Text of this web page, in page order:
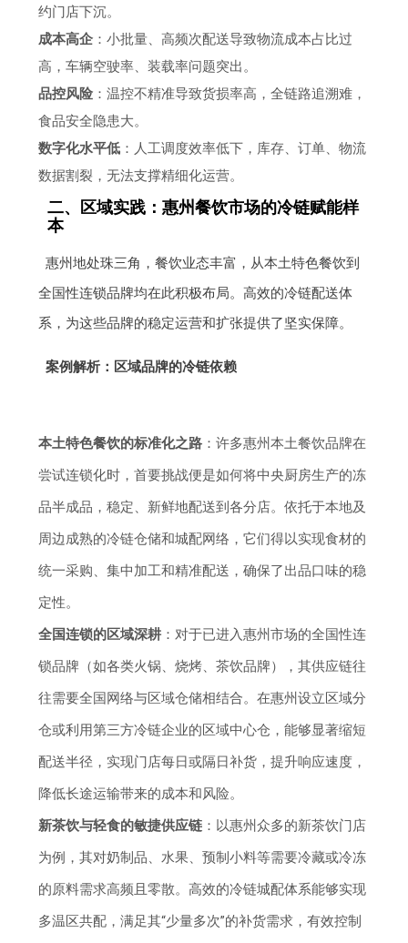
约门店下沉。
成本高企 ：小批量、高频次配送导致物流成本占比过
高，车辆空驶率、装载率问题突出。
品控风险 ：温控不精准导致货损率高，全链路追溯难，
食品安全隐患大。
数字化水平低 ：人工调度效率低下，库存、订单、物流
数据割裂，无法支撑精细化运营。
二、区域实践：惠州餐饮市场的冷链赋能样
本
惠州地处珠三角，餐饮业态丰富，从本土特色餐饮到
全国性连锁品牌均在此积极布局。高效的冷链配送体
系，为这些品牌的稳定运营和扩张提供了坚实保障。
案例解析：区域品牌的冷链依赖
本土特色餐饮的标准化之路 ：许多惠州本土餐饮品牌在
尝试连锁化时，首要挑战便是如何将中央厨房生产的冻
品半成品，稳定、新鲜地配送到各分店。依托于本地及
周边成熟的冷链仓储和城配网络，它们得以实现食材的
统一采购、集中加工和精准配送，确保了出品口味的稳
定性。
全国连锁的区域深耕 ：对于已进入惠州市场的全国性连
锁品牌（如各类火锅、烧烤、茶饮品牌），其供应链往
往需要全国网络与区域仓储相结合。在惠州设立区域分
仓或利用第三方冷链企业的区域中心仓，能够显著缩短
配送半径，实现门店每日或隔日补货，提升响应速度，
降低长途运输带来的成本和风险。
新茶饮与轻食的敏捷供应链 ：以惠州众多的新茶饮门店
为例，其对奶制品、水果、预制小料等需要冷藏或冷冻
的原料需求高频且零散。高效的冷链城配体系能够实现
多温区共配，满足其“少量多次”的补货需求，有效控制